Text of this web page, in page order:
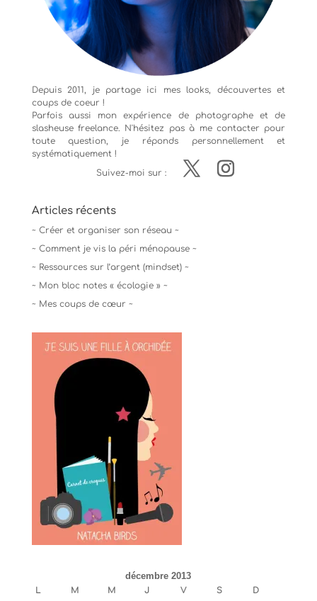
Depuis 2011, je partage ici mes looks, découvertes et
coups de coeur !
Parfois aussi mon expérience de photographeet de
slasheuse freelance. N'hésitez pas à me contacter pour
toute question, je réponds personnellement et
systématiquement !
Suivez-moi sur :
Articles récents
~ Créer et organiser son réseau ~
~ Comment je vis la péri ménopause ~
~ Ressources sur l’argent (mindset) ~
~ Mon bloc notes « écologie » ~
~ Mes coups de cœur ~
décembre 2013
L M M J V S D